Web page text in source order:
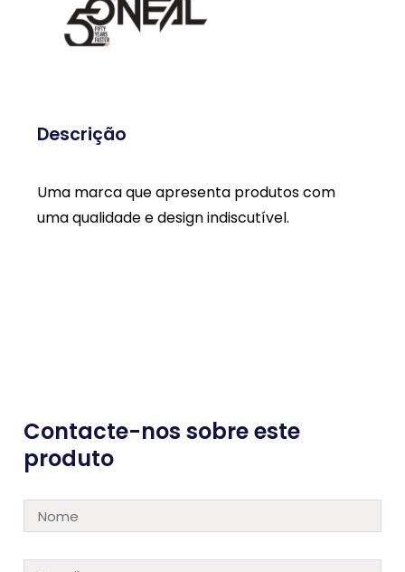
Descrição
Uma marca que apresenta produtos com
uma qualidade e design indiscutível.
Contacte-nos sobre este
produto